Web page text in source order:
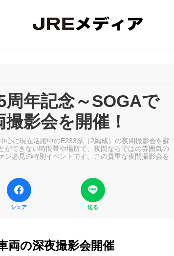
周年記念～SOGAで
影会を開催！
心に現在活躍中のE233系（2編成）の夜間撮影会を蘇
ができない時間帯や場所で、夜間ならではの雰囲気の
ン必見の特別イベントです。この貴重な夜間撮影会を
シェア 送る
両の深夜撮影会開催